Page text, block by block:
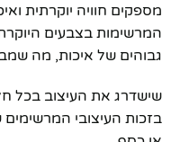
מספקים חוויה יוקרתית
המרשימות בצבעים
גבוהים של איכות, מה
שישדרג את העיצוב בכל
בזכות העיצובי